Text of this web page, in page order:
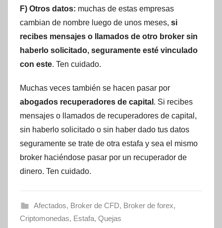
F) Otros datos: muchas de estas empresas
cambian de nombre luego de unos meses, si
recibes mensajes o llamados de otro broker sin
haberlo solicitado, seguramente esté vinculado
con este. Ten cuidado.
Muchas veces también se hacen pasar por
abogados recuperadores de capital . Si recibes
mensajes o llamados de recuperadores de capital,
sin haberlo solicitado o sin haber dado tus datos
seguramente se trate de otra estafa y sea el mismo
broker haciéndose pasar por un recuperador de
dinero. Ten cuidado.
Afectados, Broker de CFD, Broker de forex,
Criptomonedas, Estafa, Quejas